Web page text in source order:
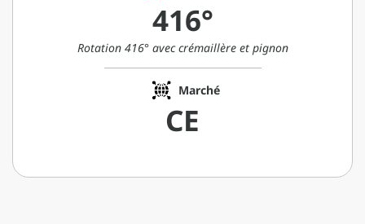
416°
Rotation 416° avec crémaillère et pignon
Marché
CE